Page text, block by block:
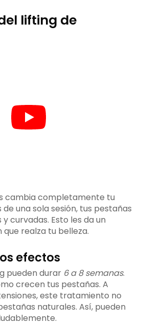
lifting de
cambia completamente tu
una sola sesión, tus pestañas
curvadas. Esto les da un
realza tu belleza.
efectos
pueden durar 6 a 8 semanas.
crecen tus pestañas. A
este tratamiento no
naturales. Así, pueden